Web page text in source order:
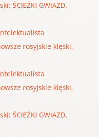
ŚCIEŻKI GWIAZD,
rosyjskie klęski,
rosyjskie klęski,
ŚCIEŻKI GWIAZD,